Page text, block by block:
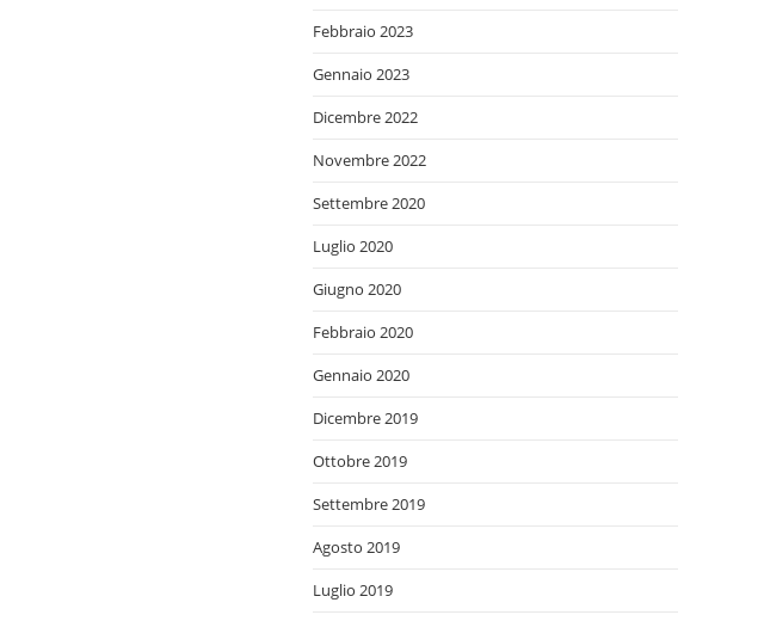
Febbraio 2023
Gennaio 2023
Dicembre 2022
Novembre 2022
Settembre 2020
Luglio 2020
Giugno 2020
Febbraio 2020
Gennaio 2020
Dicembre 2019
Ottobre 2019
Settembre 2019
Agosto 2019
Luglio 2019